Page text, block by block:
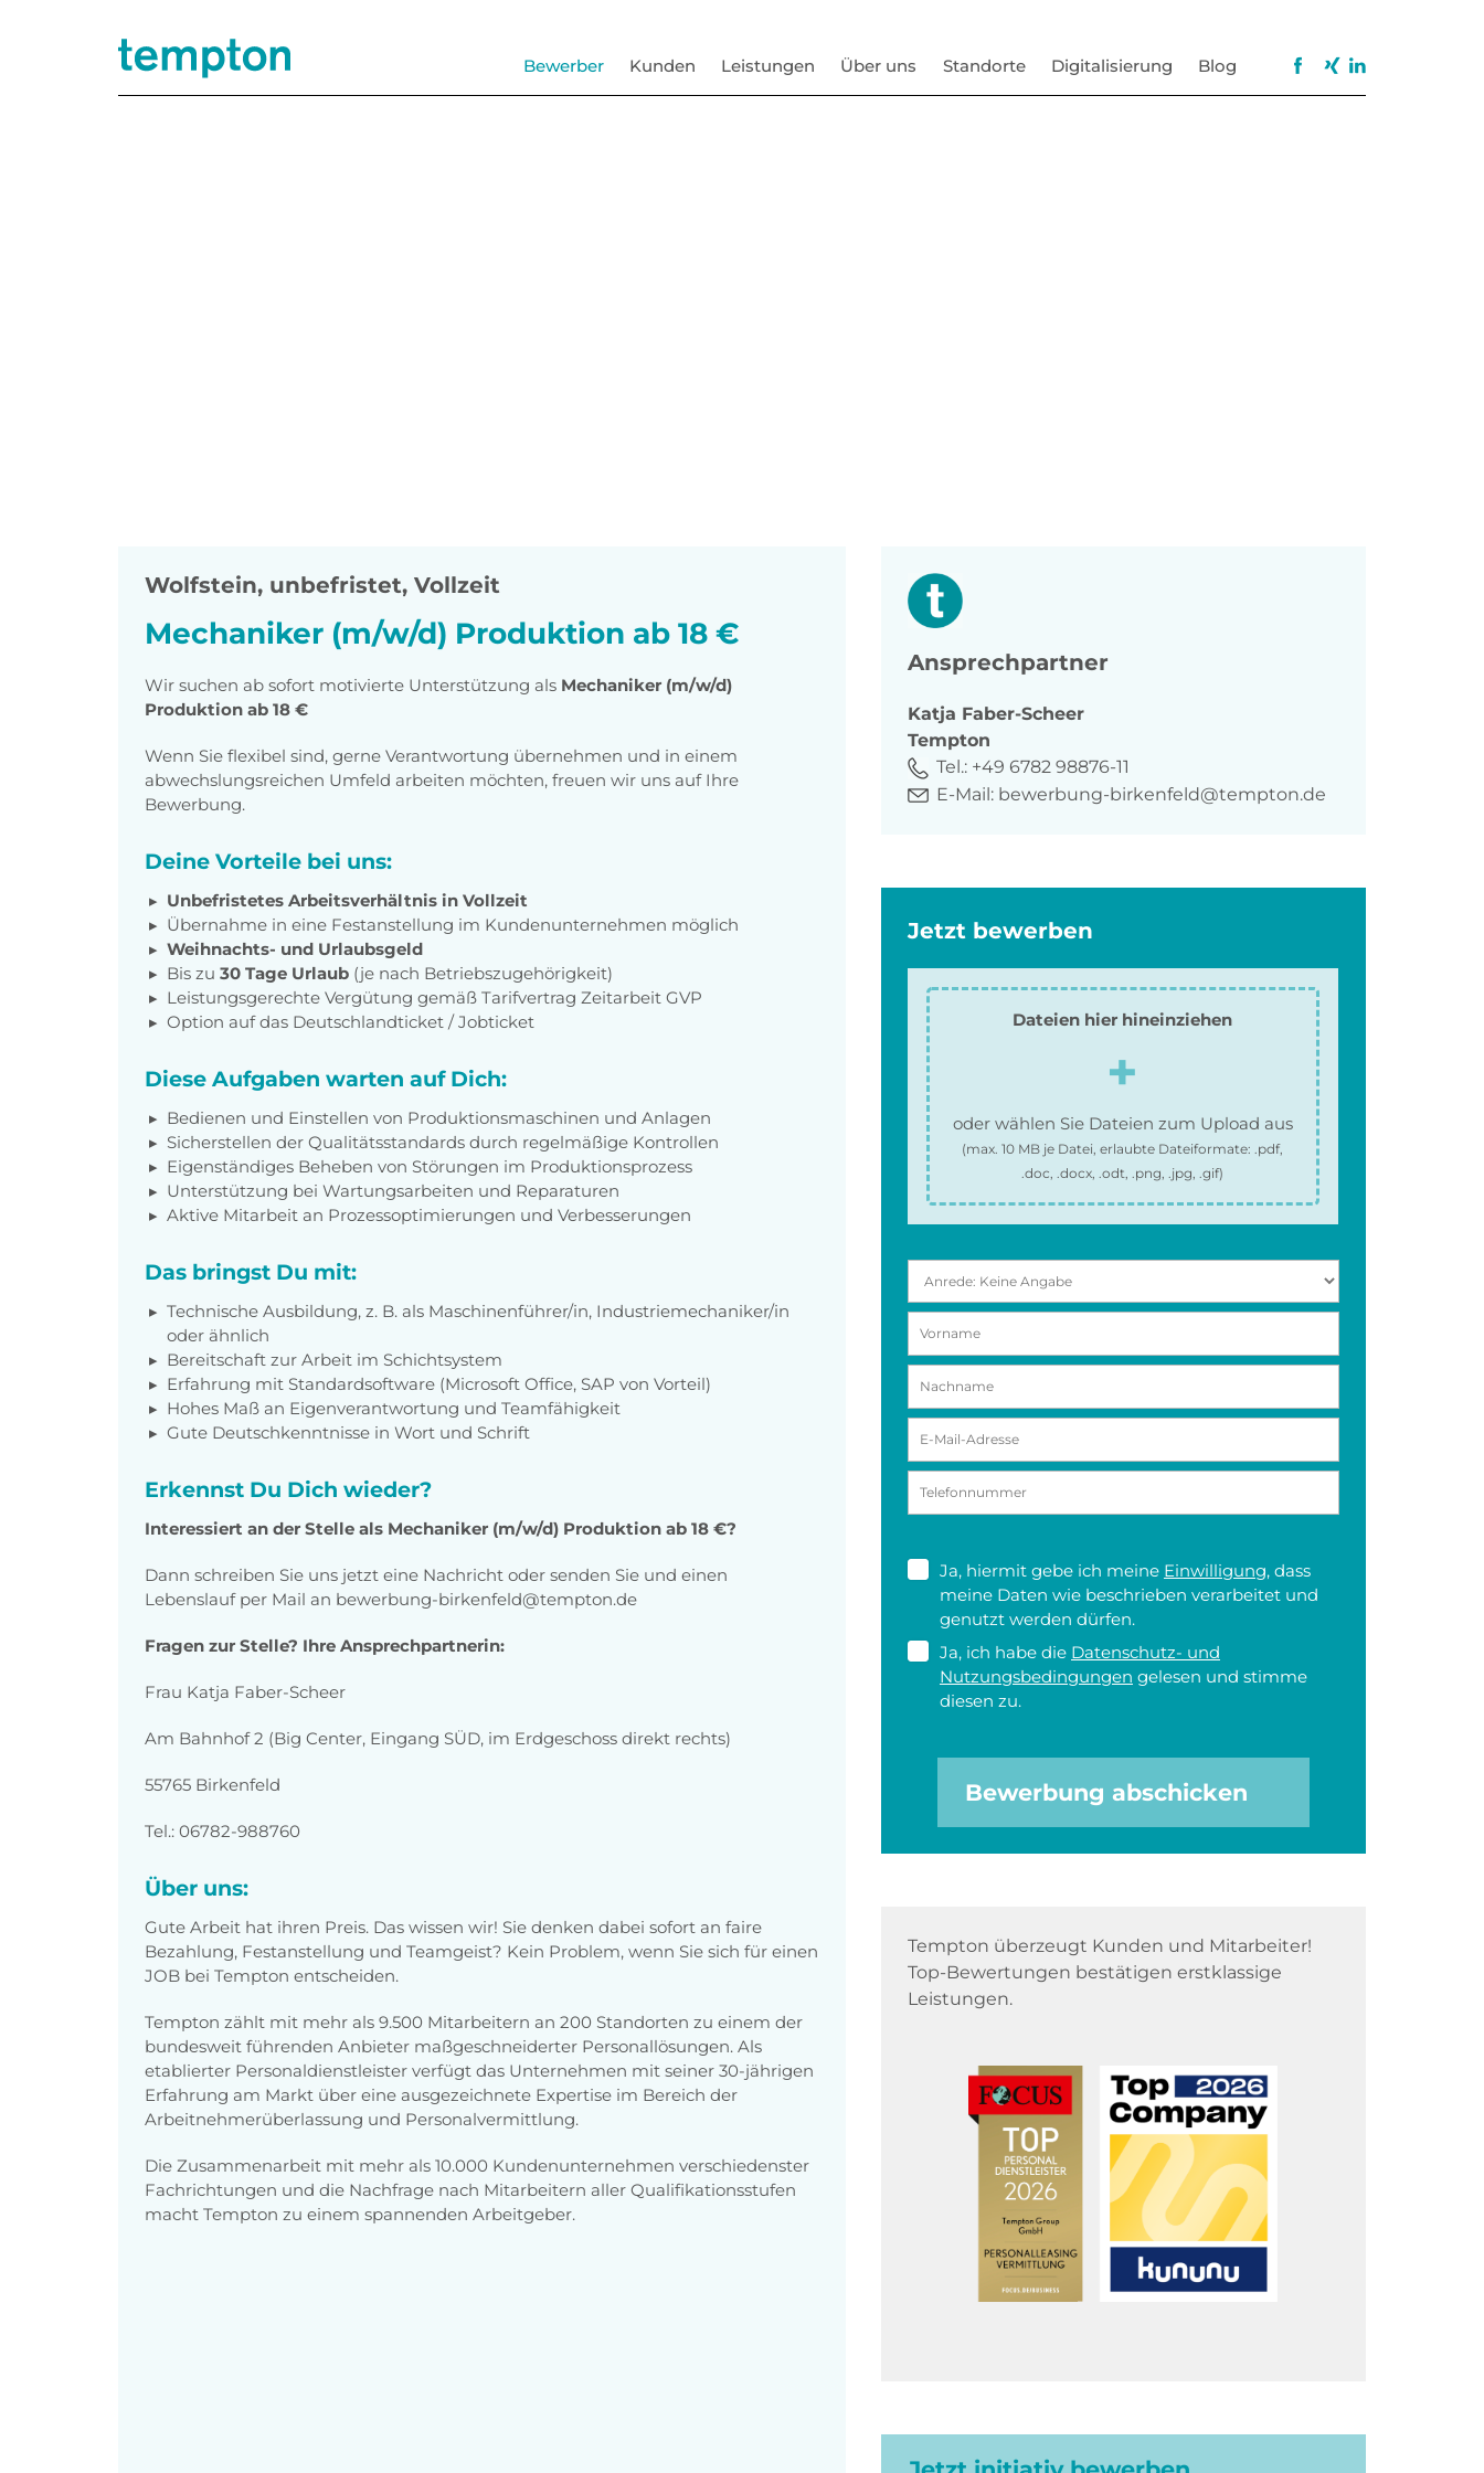
Bewerber Kunden Leistungen Über uns Standorte Digitalisierung Blog
Wolfstein, unbefristet, Vollzeit
Mechaniker (m/w/d) Produktion ab 18 €
Wir suchen ab sofort motivierte Unterstützung als Mechaniker (m/w/d)
Produktion ab 18 €
Wenn Sie flexibel sind, gerne Verantwortung übernehmen und in einem
abwechslungsreichen Umfeld arbeiten möchten, freuen wir uns auf Ihre
Bewerbung.
Deine Vorteile bei uns:
Unbefristetes Arbeitsverhältnis in Vollzeit
Übernahme in eine Festanstellung im Kundenunternehmen möglich
Weihnachts- und Urlaubsgeld
Bis zu 30 Tage Urlaub (je nach Betriebszugehörigkeit)
Leistungsgerechte Vergütung gemäß Tarifvertrag Zeitarbeit GVP
Option auf das Deutschlandticket / Jobticket
Diese Aufgaben warten auf Dich:
Bedienen und Einstellen von Produktionsmaschinen und Anlagen
Sicherstellen der Qualitätsstandards durch regelmäßige Kontrollen
Eigenständiges Beheben von Störungen im Produktionsprozess
Unterstützung bei Wartungsarbeiten und Reparaturen
Aktive Mitarbeit an Prozessoptimierungen und Verbesserungen
Das bringst Du mit:
Technische Ausbildung, z. B. als Maschinenführer/in, Industriemechaniker/in
oder ähnlich
Bereitschaft zur Arbeit im Schichtsystem
Erfahrung mit Standardsoftware (Microsoft Office, SAP von Vorteil)
Hohes Maß an Eigenverantwortung und Teamfähigkeit
Gute Deutschkenntnisse in Wort und Schrift
Erkennst Du Dich wieder?
Interessiert an der Stelle als Mechaniker (m/w/d) Produktion ab 18 €?
Dann schreiben Sie uns jetzt eine Nachricht oder senden Sie und einen
Lebenslauf per Mail an bewerbung-birkenfeld@tempton.de
Fragen zur Stelle? Ihre Ansprechpartnerin:
Frau Katja Faber-Scheer
Am Bahnhof 2 (Big Center, Eingang SÜD, im Erdgeschoss direkt rechts)
55765 Birkenfeld
Tel.: 06782-988760
Über uns:
Gute Arbeit hat ihren Preis. Das wissen wir! Sie denken dabei sofort an faire
Bezahlung, Festanstellung und Teamgeist? Kein Problem, wenn Sie sich für einen
JOB bei Tempton entscheiden.
Tempton zählt mit mehr als 9.500 Mitarbeitern an 200 Standorten zu einem der
bundesweit führenden Anbieter maßgeschneiderter Personallösungen. Als
etablierter Personaldienstleister verfügt das Unternehmen mit seiner 30-jährigen
Erfahrung am Markt über eine ausgezeichnete Expertise im Bereich der
Arbeitnehmerüberlassung und Personalvermittlung.
Die Zusammenarbeit mit mehr als 10.000 Kundenunternehmen verschiedenster
Fachrichtungen und die Nachfrage nach Mitarbeitern aller Qualifikationsstufen
macht Tempton zu einem spannenden Arbeitgeber.
Ansprechpartner
Katja Faber-Scheer
Tempton
Tel.: +49 6782 98876-11
E-Mail: bewerbung-birkenfeld@tempton.de
Jetzt bewerben
Dateien hier hineinziehen
oder wählen Sie Dateien zum Upload aus
(max.10 MB je Datei, erlaubte Dateiformate:.pdf,
.doc, .docx, .odt, .png, .jpg, .gif)
Ja, hiermit gebe ich meine Einwilligung, dass
meine Daten wie beschrieben verarbeitet und
genutzt werden dürfen.
Ja, ich habe die Datenschutz- und
Nutzungsbedingungen gelesen und stimme
diesen zu.
Bewerbung abschicken
Tempton überzeugt Kunden und Mitarbeiter!
Top-Bewertungen bestätigen erstklassige
Leistungen.